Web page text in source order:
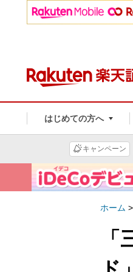
はじめての方へ
キャンペーン
ホーム >